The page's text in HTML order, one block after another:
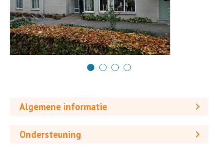
Algemene informatie
Ondersteuning